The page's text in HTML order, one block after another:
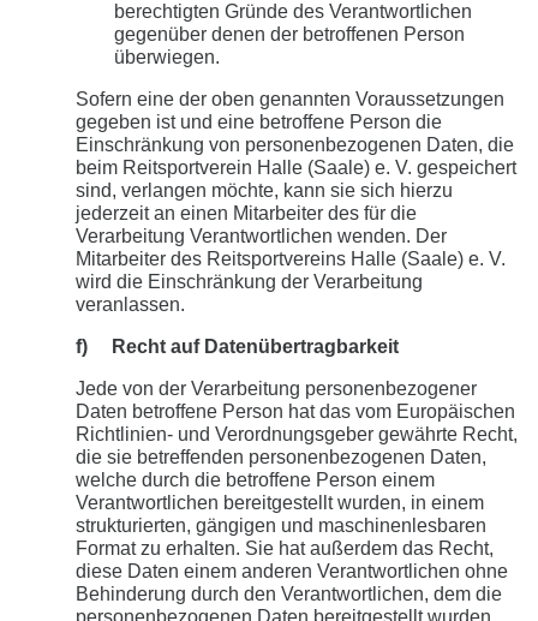
berechtigten Gründe des Verantwortlichen
gegenüber denen der betroffenen Person
überwiegen.
Sofern eine der oben genannten Voraussetzungen
gegeben ist und eine betroffene Person die
Einschränkung von personenbezogenen Daten, die
beim Reitsportverein Halle (Saale) e. V. gespeichert
sind, verlangen möchte, kann sie sich hierzu
jederzeit an einen Mitarbeiter des für die
Verarbeitung Verantwortlichen wenden. Der
Mitarbeiter des Reitsportvereins Halle (Saale) e. V.
wird die Einschränkung der Verarbeitung
veranlassen.
f) Recht auf Datenübertragbarkeit
Jede von der Verarbeitung personenbezogener
Daten betroffene Person hat das vom Europäischen
Richtlinien- und Verordnungsgeber gewährte Recht,
die sie betreffenden personenbezogenen Daten,
welche durch die betroffene Person einem
Verantwortlichen bereitgestellt wurden, in einem
strukturierten, gängigen und maschinenlesbaren
Format zu erhalten. Sie hat außerdem das Recht,
diese Daten einem anderen Verantwortlichen ohne
Behinderung durch den Verantwortlichen, dem die
personenbezogenen Daten bereitgestellt wurden,